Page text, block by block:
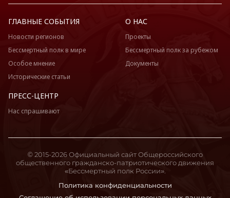
ГЛАВНЫЕ СОБЫТИЯ
Новости регионов
Бессмертный полк в мире
Особое мнение
Исторические статьи
О НАС
Проекты
Бессмертный полк за рубежом
Документы
ПРЕСС-ЦЕНТР
Нас спрашивают
Политика конфиденциальности
© 2015-2026 Официальный сайт Общероссийского
общественного гражданско-патриотического движения
«Бессмертный полк России».